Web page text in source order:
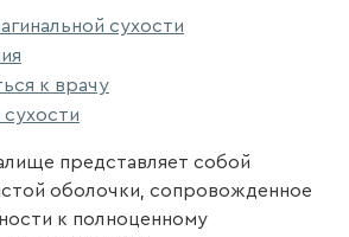
сухости
к врачу
представляет собой
оболочки, сопровожденное
к полноценному